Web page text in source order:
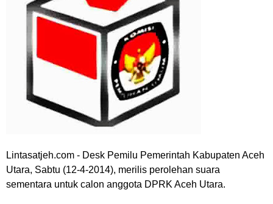
Lintasatjeh.com - Desk Pemilu Pemerintah Kabupaten Aceh
Utara, Sabtu (12-4-2014), merilis perolehan suara
sementara untuk calon anggota DPRK Aceh Utara.